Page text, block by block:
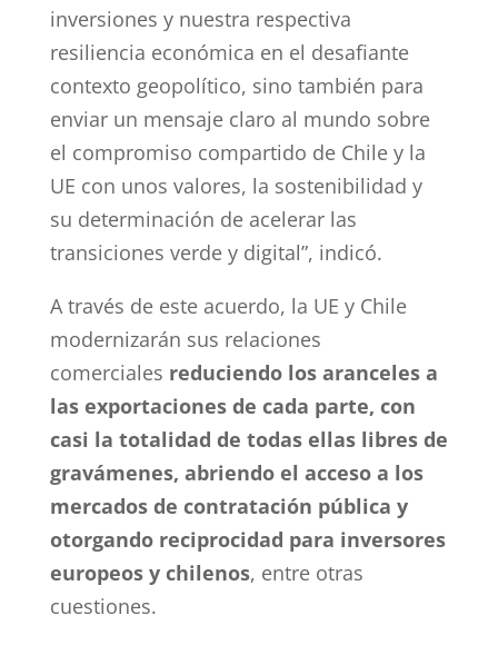
inversiones y nuestra respectiva
resiliencia económica en el desafiante
contexto geopolítico, sino también para
enviar un mensaje claro al mundo sobre
el compromiso compartido de Chile y la
UE con unos valores, la sostenibilidad y
su determinación de acelerar las
transiciones verde y digital”, indicó.
A través de este acuerdo, la UE y Chile
modernizarán sus relaciones
comerciales reduciendo los aranceles a
las exportaciones de cada parte, con
casi la totalidad de todas ellas libres de
gravámenes, abriendo el acceso a los
mercados de contratación pública y
otorgando reciprocidad para inversores
europeos y chilenos, entre otras
cuestiones.